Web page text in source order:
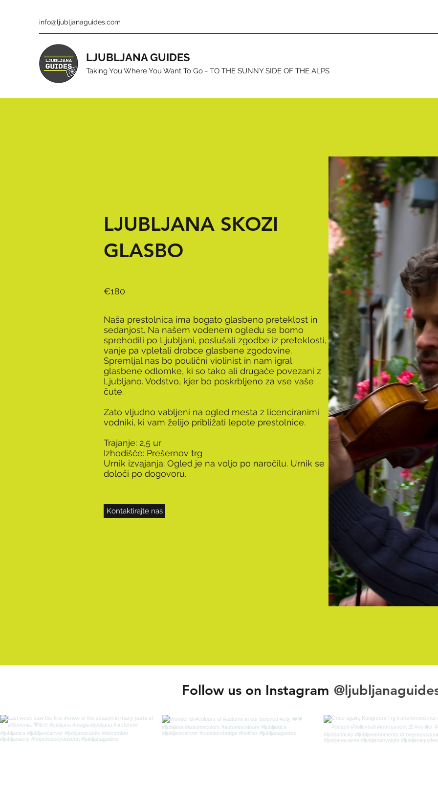
info@ljubljanaguides.com
LJUBLJANA GUIDES
Taking You Where You Want To Go - TO THE SUNNY SIDE OF THE ALPS
LJUBLJANA SKOZI
GLASBO
€180
Naša prestolnica ima bogato glasbeno preteklost in
sedanjost. Na našem vodenem ogledu se bomo
sprehodili po Ljubljani, poslušali zgodbe iz preteklosti,
vanje pa vpletali drobce glasbene zgodovine.
Spremljal nas bo poulični violinist in nam igral
glasbene odlomke, ki so tako ali drugače povezani z
Ljubljano. Vodstvo, kjer bo poskrbljeno za vse vaše
čute.
Zato vljudno vabljeni na ogled mesta z licenciranimi
vodniki, ki vam želijo približati lepote prestolnice.
Trajanje: 2,5 ur
Izhodišče: Prešernov trg
Urnik izvajanja: Ogled je na voljo po naročilu. Urnik se
določi po dogovoru.
Kontaktirajte nas
Follow us on Instagram